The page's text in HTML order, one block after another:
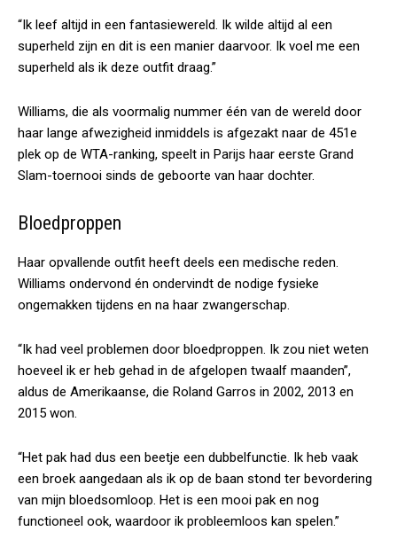
“Ik leef altijd in een fantasiewereld. Ik wilde altijd al een
superheld zijn en dit is een manier daarvoor. Ik voel me een
superheld als ik deze outfit draag.”
Williams, die als voormalig nummer één van de wereld door
haar lange afwezigheid inmiddels is afgezakt naar de 451e
plek op de WTA-ranking, speelt in Parijs haar eerste Grand
Slam-toernooi sinds de geboorte van haar dochter.
Bloedproppen
Haar opvallende outfit heeft deels een medische reden.
Williams ondervond én ondervindt de nodige fysieke
ongemakken tijdens en na haar zwangerschap.
“Ik had veel problemen door bloedproppen. Ik zou niet weten
hoeveel ik er heb gehad in de afgelopen twaalf maanden”,
aldus de Amerikaanse, die Roland Garros in 2002, 2013 en
2015 won.
“Het pak had dus een beetje een dubbelfunctie. Ik heb vaak
een broek aangedaan als ik op de baan stond ter bevordering
van mijn bloedsomloop. Het is een mooi pak en nog
functioneel ook, waardoor ik probleemloos kan spelen.”